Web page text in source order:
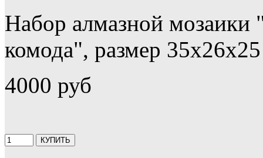
Набор алмазной мозаики
комода", размер
4000 руб